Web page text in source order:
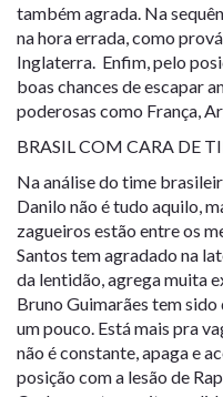
também agrada. Na
na hora errada, como
Inglaterra. Enfim, pelo
boas chances de escapar
poderosas como França,
BRASIL COM CARA DE
Na análise do time
Danilo não é tudo aquilo,
zagueiros estão entre os
Santos tem agradado na
da lentidão, agrega muita
Bruno Guimarães tem
um pouco. Está mais pra
não é constante, apaga e
posição com a lesão de